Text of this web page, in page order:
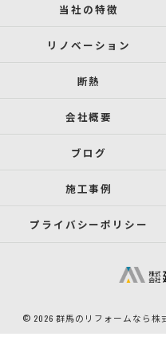
当社の特徴
リノベーション
断熱
会社概要
ブログ
施工事例
プライバシーポリシー
© 2026 群馬のリフォームなら株式